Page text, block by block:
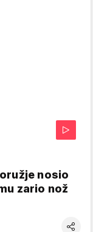
nosio
zario nož